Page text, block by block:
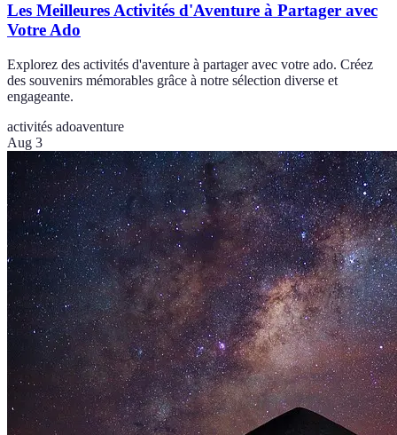
Les Meilleures Activités d'Aventure à Partager avec
Votre Ado
Explorez des activités d'aventure à partager avec votre ado. Créez
des souvenirs mémorables grâce à notre sélection diverse et
engageante.
activités adoaventure
Aug 3